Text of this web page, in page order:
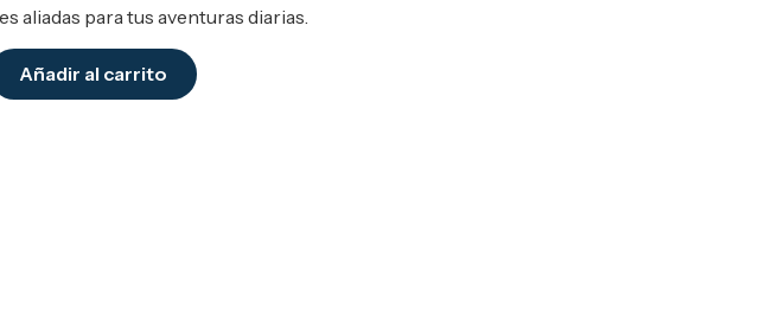
aliadas para tus aventuras diarias.
Añadir al carrito